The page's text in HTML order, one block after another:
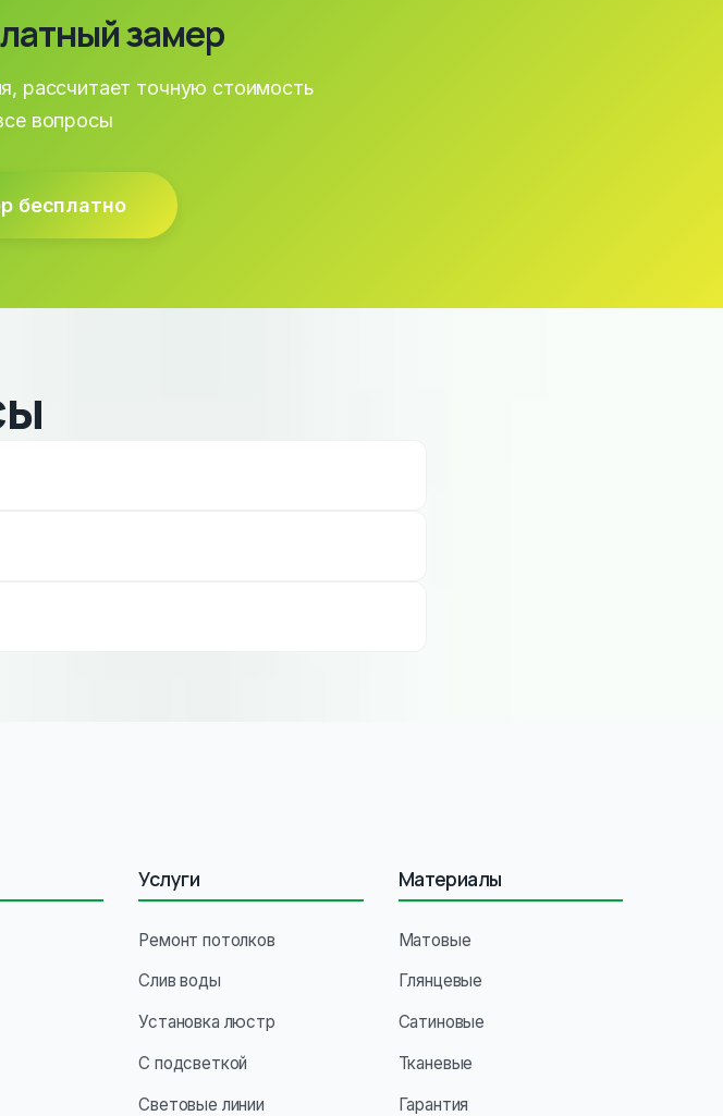
замер
рассчитает точную стоимость
вопросы
бесплатно
Услуги
Ремонт потолков
Слив воды
Установка люстр
С подсветкой
Световые линии
Материалы
Матовые
Глянцевые
Сатиновые
Тканевые
Гарантия